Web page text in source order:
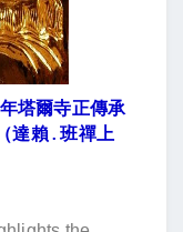
塔爾寺正傳承
達賴 . 班禪上